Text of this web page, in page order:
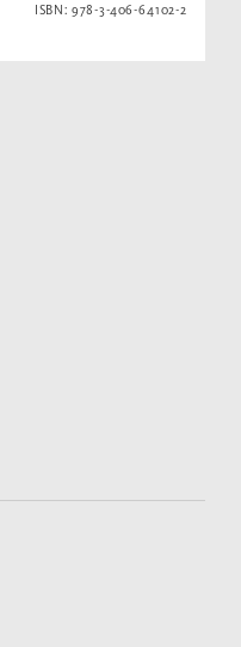
ISBN: 978-3-406-64102-2